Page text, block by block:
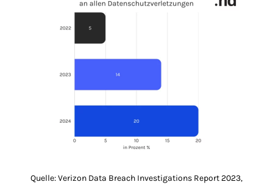
Quelle: Verizon Data Breach Investigations Report 2023,